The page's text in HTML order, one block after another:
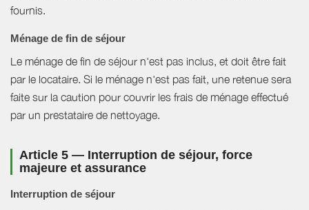
fournis.
Ménage de fin de séjour
Le ménage de fin de séjour n'est pas inclus, et doit être fait
par le locataire. Si le ménage n'est pas fait, une retenue sera
faite sur la caution pour couvrir les frais de ménage effectué
par un prestataire de nettoyage.
Article 5 — Interruption de séjour, force
majeure et assurance
Interruption de séjour